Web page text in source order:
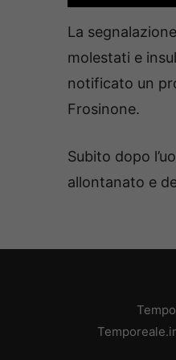
La
molestati e
notificato un
Frosinone.
Subito dopo
allontanato e